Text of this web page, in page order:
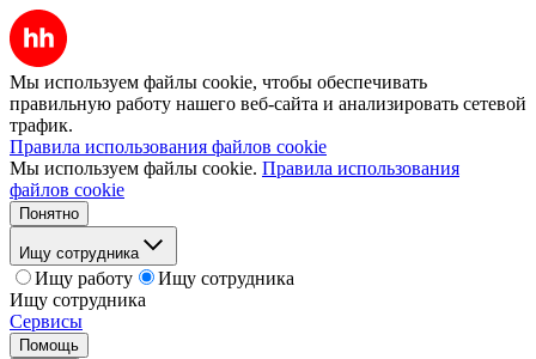
Мы используем файлы cookie, чтобы обеспечивать
правильную работу нашего веб-сайта и анализировать сетевой
трафик.
Правила использования файлов cookie
Мы используем файлы cookie. Правила использования
файлов cookie
Понятно
Ищу сотрудника
Ищу работу
Ищу сотрудника
Ищу сотрудника
Сервисы
Помощь